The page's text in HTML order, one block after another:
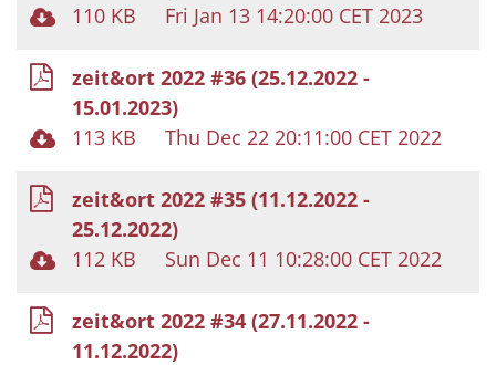
110 KB
Fri Jan 13 14:20:00 CET 2023
zeit&ort 2022 #36 (25.12.2022 -
15.01.2023)
113 KB
Thu Dec 22 20:11:00 CET 2022
zeit&ort 2022 #35 (11.12.2022 -
25.12.2022)
112 KB
Sun Dec 11 10:28:00 CET 2022
zeit&ort 2022 #34 (27.11.2022 -
11.12.2022)